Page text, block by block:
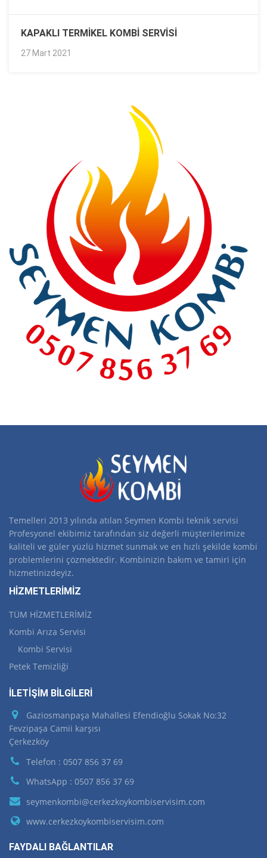
KAPAKLI TERMIKEL KOMBI SERVISI
27 Mart 2021
Temelleri 2013 yılında atılan Seymen Kombi teknik servisi
Profesyonel ekibimiz tarafından siz değerli müşterilerimize
kaliteli ve güler yüzlü hizmet sunmak ve en hızlı şekilde kombi
problemlerini çözmektedir. Kombinizin bakım ve tamiri için
hizmetinizdeyiz.
HİZMETLERİMİZ
TÜM HİZMETLERİMİZ
Kombi Arıza Servisi
Kombi Servisi
Petek Temizliği
İLETİŞİM BİLGİLERİ
Gaziosmanpaşa Mahallesi Efendioğlu Sokak No:32
Fevzipaşa Camii karşısı
Çerkezköy
Telefon : 0507 856 37 69
WhatsApp : 0507 856 37 69
seymenkombi@cerkezkoykombiservisim.com
www.cerkezkoykombiservisim.com
FAYDALI BAĞLANTILAR